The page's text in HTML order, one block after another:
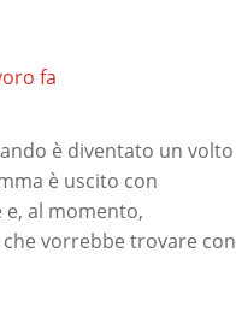
fa
è diventato un volto
è uscito con
al momento,
vorrebbe trovare con